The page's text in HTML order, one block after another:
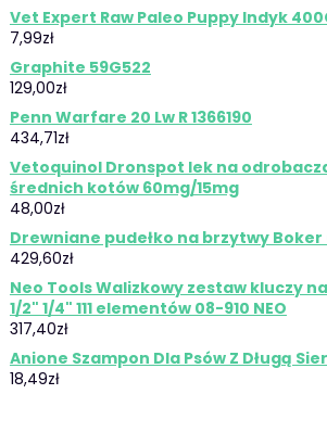
Vet Expert Raw Paleo Puppy Indyk
7,99zł
Graphite 59G522
129,00zł
Penn Warfare 20 Lw R 1366190
434,71zł
Vetoquinol Dronspot lek na
średnich kotów 60mg/15mg
48,00zł
Drewniane pudełko na brzytwy
429,60zł
Neo Tools Walizkowy zestaw kluczy
1/2" 1/4" 111 elementów 08-910 NEO
317,40zł
Anione Szampon Dla Psów Z Długą
18,49zł